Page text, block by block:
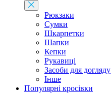
Рюкзаки
Сумки
Шкарпетки
Шапки
Кепки
Рукавиці
Засоби для догляду
Інше
Популярні кросівки